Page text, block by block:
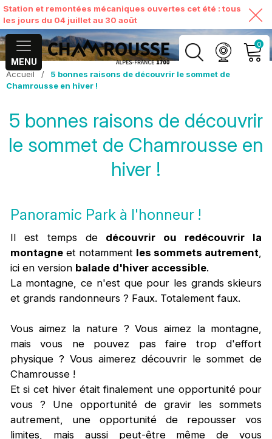
Station et remontées mécaniques ouvertes cet été : tous
les jours du 04 juillet au 30 août
MENU
0
MON COMPTE
VOIR MON PANIER
Accueil /
5 bonnes raisons de découvrir le sommet de
Chamrousse en hiver !
5 bonnes raisons de découvrir
le sommet de Chamrousse en
hiver !
Panoramic Park à l'honneur !
Il est temps de découvrir ou redécouvrir la
montagneet notamment les sommets autrement,
ici en version balade d'hiver accessible.
La montagne, ce n'est que pour les grands skieurs
et grands randonneurs ? Faux. Totalement faux.
Vous aimez la nature ? Vous aimez la montagne,
mais vous ne pouvez pas faire trop d'effort
physique ? Vous aimerez découvrir le sommet de
Chamrousse !
Et si cet hiver était finalement une opportunité pour
vous ? Une opportunité de gravir les sommets
autrement, une opportunité de repousser vos
limites, mais aussi peut-être même de vous